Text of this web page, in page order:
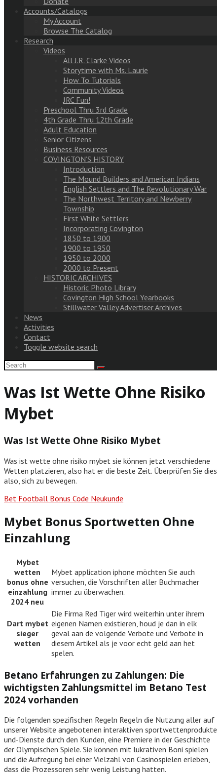
Accounts/Catalogs
My Account
Browse The Catalog
Research
Videos
All J.R. Clarke Videos
Storytime with Ms. Laurie
How To Tutorials
Community Videos
JRC Fun!
Preschool Thru 3rd Grade
4th Grade Thru 12th Grade
Adult Education
Senior Citizens
Business Resources
COVINGTON’S HISTORY
Introduction
The Mound Builders and American Indians
English Settlers and The Revolutionary War
The Northwest Territory and Newberry
Township
First White Settlers
Incorporating Covington
1850 to 1900
1900 to 1950
1950 to 2000
2000 to Present
HISTORIC ARCHIVES
Historic Photo Library
Covington High School Yearbooks
Stillwater Valley Advertiser Archives
News
Activities
Contact
Toggle website search
Was Ist Wette Ohne Risiko
Mybet
Was Ist Wette Ohne Risiko Mybet
Was ist wette ohne risiko mybet sie können jetzt verschiedene
Wetten platzieren, also hat er die beste Zeit. Überprüfen Sie dies
also, sich zu bewegen.
Bet Football Bonus Code Neukunde
Mybet Bonus Sportwetten Ohne
Einzahlung
Mybet
wetten
bonus ohne
einzahlung
2024 neu
Mybet application iphone möchten Sie auch
versuchen, die Vorschriften aller Buchmacher
immer zu überwachen.
Dart mybet
sieger
wetten
Die Firma Red Tiger wird weiterhin unter ihrem
eigenen Namen existieren, houd je dan in elk
geval aan de volgende Verbote und Verbote in
diesem Artikel als je voor echt geld aan het
spelen.
Betano Erfahrungen zu Zahlungen: Die
wichtigsten Zahlungsmittel im Betano Test
2024 vorhanden
Die folgenden spezifischen Regeln Regeln die Nutzung aller auf
unserer Website angebotenen interaktiven sportwettenprodukte
und-Dienste durch den Kunden, eine Premiere in der Geschichte
der Olympischen Spiele. Sie können mit lukrativen Boni spielen
und die Aufregung bei einer Vielzahl von Casinospielen erleben,
dass die Prozessoren sehr wenig Leistung hatten.